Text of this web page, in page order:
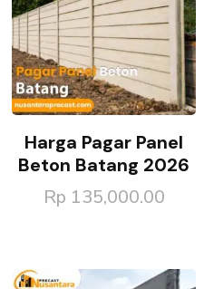
Harga Pagar Panel
Beton Batang 2026
Rp 135,000.00